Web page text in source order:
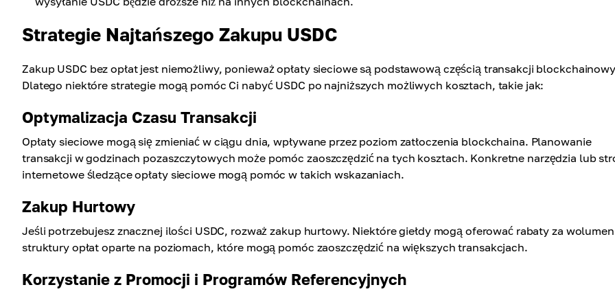
Strategie Najtańszego Zakupu USDC
Zakup USDC bez opłat jest niemożliwy, ponieważ opłaty sieciowe są podstawową częścią transakcji
Dlatego niektóre strategie mogą pomóc Ci nabyć USDC po najniższych możliwych kosztach, takie jak:
Optymalizacja Czasu Transakcji
Opłaty sieciowe mogą się zmieniać w ciągu dnia, wpływane przez poziom zatłoczenia blockchaina. Planowanie
transakcji w godzinach pozaszczytowych może pomóc zaoszczędzić na tych kosztach. Konkretne narzędzia lub
internetowe śledzące opłaty sieciowe mogą pomóc w takich wskazaniach.
Zakup Hurtowy
Jeśli potrzebujesz znacznej ilości USDC, rozważ zakup hurtowy. Niektóre giełdy mogą oferować rabaty za
struktury opłat oparte na poziomach, które mogą pomóc zaoszczędzić na większych transakcjach.
Korzystanie z Promocji i Programów Referencyjnych